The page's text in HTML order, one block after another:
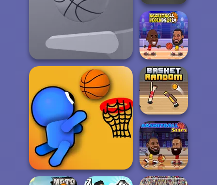
Flipper Dunk 3D
Tap-Tap Shots
Basketball
Legends 2020
Basket Random